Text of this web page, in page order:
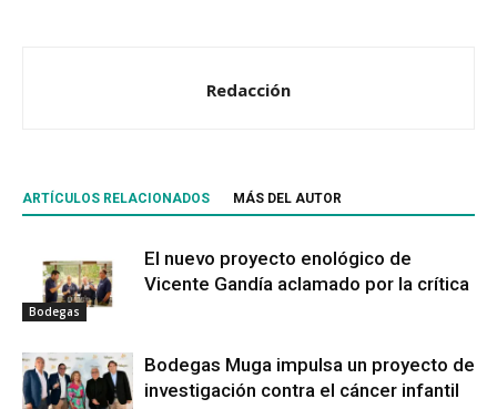
Redacción
ARTÍCULOS RELACIONADOS MÁS DEL AUTOR
Bodegas
El nuevo proyecto enológico de
Vicente Gandía aclamado por la crítica
Bodegas Muga impulsa un proyecto de
investigación contra el cáncer infantil